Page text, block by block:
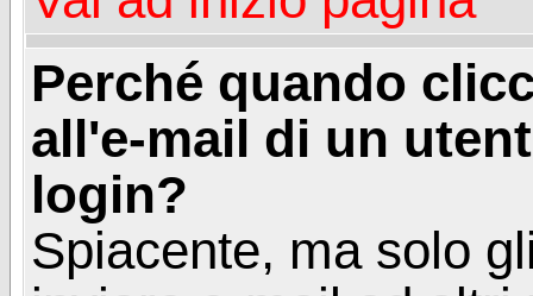
Perché quando
all'e-mail di un
login?
Spiacente, ma solo